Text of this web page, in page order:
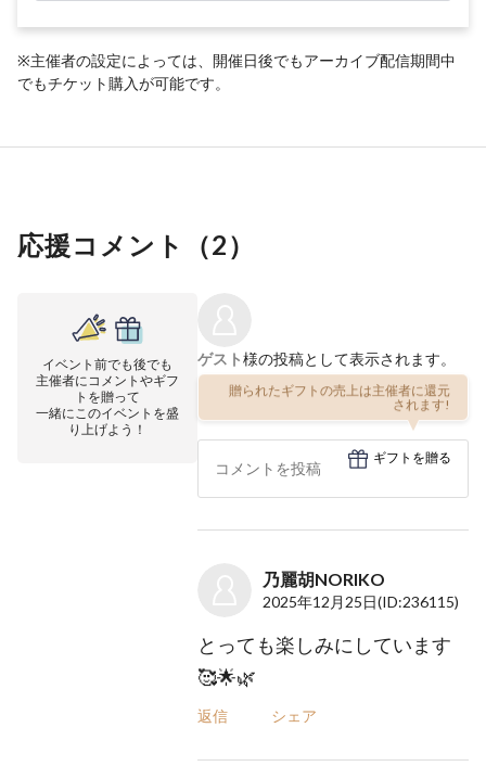
※主催者の設定によっては、開催日後でもアーカイブ配信期間中
でもチケット購入が可能です。
応援コメント（2）
イベント前でも後でも
主催者にコメントやギフ
トを贈って
一緒にこのイベントを盛
り上げよう！
ゲスト様の投稿として表示されます。
贈られたギフトの売上は主催者に還元
されます!
ギフトを贈る
乃麗胡NORIKO
2025年12月25日(ID:236115)
とっても楽しみにしています
🥰🌟🌿
返信 シェア